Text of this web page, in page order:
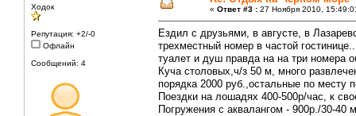
Ходок
Репутация: +2/-0
Офлайн
Сообщений: 4
« Ответ #3 : 27 Ноября 2010,
Ездил с друзьями, в августе, в
трехместный номер в частой
туалет и душ правда на на три номера
Куча столовых,ч/з 50 м, много
порядка 2000 руб.,остальные по месту
Поездки на лошадях 400-500р/час, к
Погружения с аквалангом - 900р./30-40